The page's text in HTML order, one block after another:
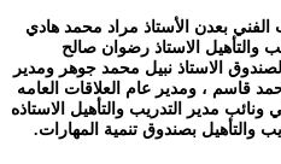
بعدن الأستاذ مراد محمد هادي
والتأهيل الاستاذ رضوان صالح
الاستاذ نبيل محمد جوهر ومدير
قاسم ، ومدير عام العلاقات العامه
مدير التدريب والتأهيل الاستاذه
بصندوق تنمية المهارات.